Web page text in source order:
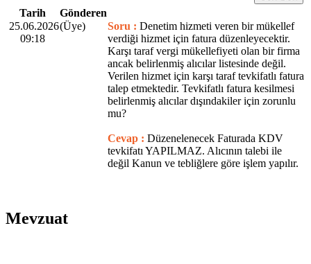
Tarih
Gönderen
25.06.2026
09:18
(Üye) Soru : Denetim hizmeti veren bir mükellef
verdiği hizmet için fatura düzenleyecektir.
Karşı taraf vergi mükellefiyeti olan bir firma
ancak belirlenmiş alıcılar listesinde değil.
Verilen hizmet için karşı taraf tevkifatlı fatura
talep etmektedir. Tevkifatlı fatura kesilmesi
belirlenmiş alıcılar dışındakiler için zorunlu
mu?
Cevap : Düzenelenecek Faturada KDV
tevkifatı YAPILMAZ. Alıcının talebi ile
değil Kanun ve tebliğlere göre işlem yapılır.
Mevzuat